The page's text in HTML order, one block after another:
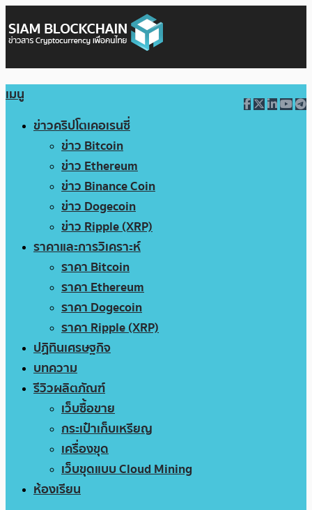
เมนู
ข่าวคริปโตเคอเรนซี่
ข่าว Bitcoin
ข่าว Ethereum
ข่าว Binance Coin
ข่าว Dogecoin
ข่าว Ripple (XRP)
ราคาและการวิเคราะห์
ราคา Bitcoin
ราคา Ethereum
ราคา Dogecoin
ราคา Ripple (XRP)
ปฏิทินเศรษฐกิจ
บทความ
รีวิวผลิตภัณฑ์
เว็บซื้อขาย
กระเป๋าเก็บเหรียญ
เครื่องขุด
เว็บขุดแบบ Cloud Mining
ห้องเรียน